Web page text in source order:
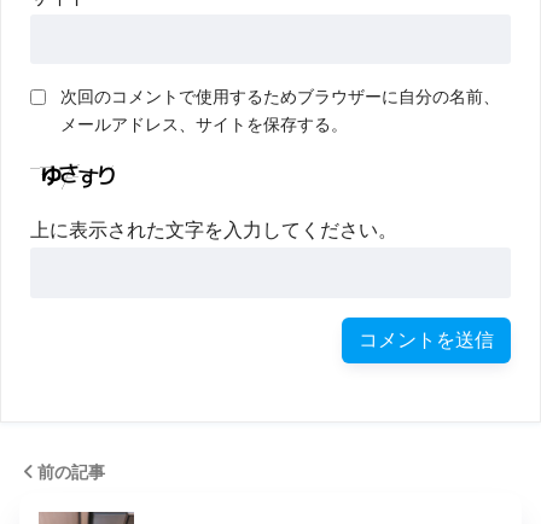
次回のコメントで使用するためブラウザーに自分の名前、
メールアドレス、サイトを保存する。
上に表示された文字を入力してください。
前の記事